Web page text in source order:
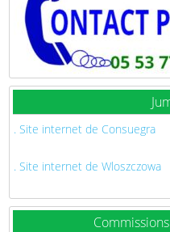
. Site internet de Consuegra
. Site internet de Wloszczowa